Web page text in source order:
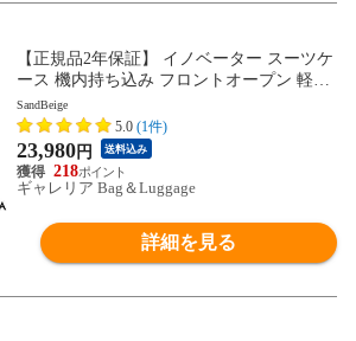
【正規品2年保証】 イノベーター スーツケ
ース 機内持ち込み フロントオープン 軽量
innovator キャリーケース ブランド 小さめ
Sサイズ ストッパー TSAロック 3泊 4泊 38
L Extreme Journey Cabin INV50
SandBeige
5.0 (1件)
23,980円 送料込み
218
ギャレリア Bag＆Luggage
詳細を見る